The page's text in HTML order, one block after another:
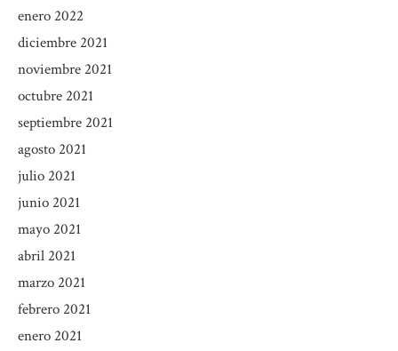
enero 2022
diciembre 2021
noviembre 2021
octubre 2021
septiembre 2021
agosto 2021
julio 2021
junio 2021
mayo 2021
abril 2021
marzo 2021
febrero 2021
enero 2021